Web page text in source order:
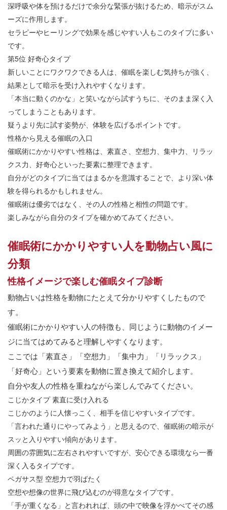
深呼吸や体を預けるだけで余分な緊張が抜けるため、暗示がスム
ーズに作用します。
セラピーやヒーリングで効果を感じやすい人もこのタイプに多い
です。
第5位 好奇心タイプ
新しいことにワクワクできる人は、催眠を楽しむ気持ちが強く、
結果として暗示を受け入れやすくなります。
「本当に動くのかな」と笑いながら試すうちに、そのまま深く入
ってしまうこともあります。
疑うより先に試す姿勢が、体験を広げるポイントです。
性格から見える催眠の入口
催眠術にかかりやすい性格は、素直さ、空想力、集中力、リラッ
クス力、好奇心といった要素に整理できます。
自分がどのタイプに当てはまるかを意識することで、より深い体
験を得られるかもしれません。
催眠術は優劣ではなく、その人の性格と相性の問題です。
楽しみながら自分のタイプを確かめてみてください。
催眠術にかかりやすい人を動物占い風に
分類
性格イメージで楽しむ催眠タイプ診断
動物占いは性格を動物にたとえて分かりやすくしたもので
す。
催眠術にかかりやすい人の特徴も、同じように動物のイメー
ジに当てはめてみると理解しやすくなります。
ここでは「素直さ」「空想力」「集中力」「リラックス」
「好奇心」という要素を動物に置き換えて紹介します。
自分や友人の性格を重ねながら楽しんでみてください。
こじかタイプ 素直に受け入れる
こじかのように人懐っこく、相手を信じやすいタイプです。
「言われた通りにやってみよう」と思えるので、催眠術の暗示が
スッと入りやすい傾向があります。
周囲の雰囲気に左右されやすいですが、安心できる環境なら一番
深く入るタイプです。
ペガサス型 空想力で羽ばたく
空想や想像の世界に飛び込むのが得意なタイプです。
「手が重くなる」と言われれば、頭の中で映像を浮かべてその感